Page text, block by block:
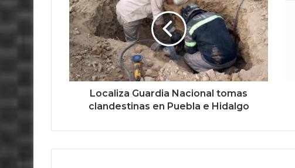
Localiza Guardia Nacional tomas
clandestinas en Puebla e Hidalgo